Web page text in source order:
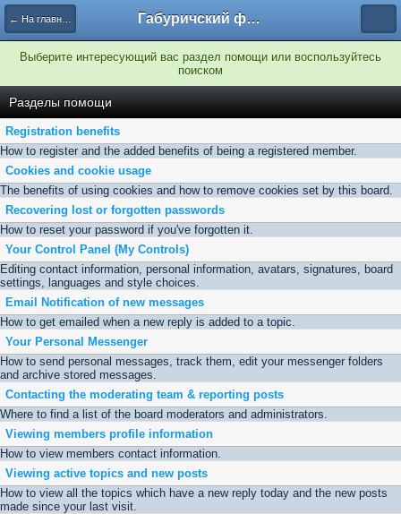
← На главную Габуричский форум
Выберите интересующий вас раздел помощи или воспользуйтесь
поиском
Разделы помощи
Registration benefits
How to register and the added benefits of being a registered member.
Cookies and cookie usage
The benefits of using cookies and how to remove cookies set by this board.
Recovering lost or forgotten passwords
How to reset your password if you've forgotten it.
Your Control Panel (My Controls)
Editing contact information, personal information, avatars, signatures, board
settings, languages and style choices.
Email Notification of new messages
How to get emailed when a new reply is added to a topic.
Your Personal Messenger
How to send personal messages, track them, edit your messenger folders
and archive stored messages.
Contacting the moderating team & reporting posts
Where to find a list of the board moderators and administrators.
Viewing members profile information
How to view members contact information.
Viewing active topics and new posts
How to view all the topics which have a new reply today and the new posts
made since your last visit.